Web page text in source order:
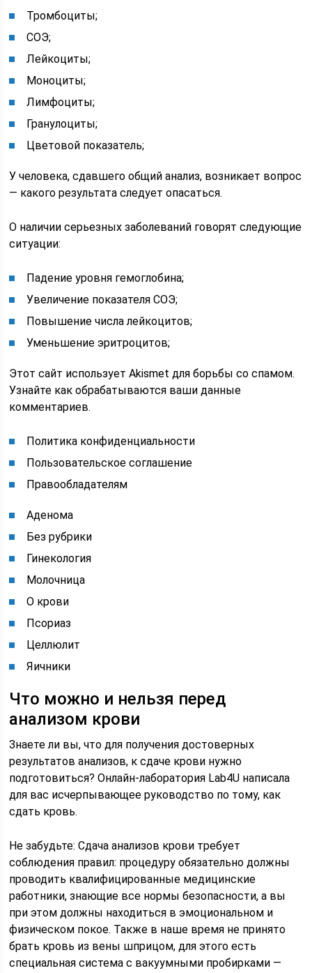
Тромбоциты;
СОЭ;
Лейкоциты;
Моноциты;
Лимфоциты;
Гранулоциты;
Цветовой показатель;
У человека, сдавшего общий анализ, возникает вопрос
— какого результата следует опасаться.
О наличии серьезных заболеваний говорят следующие
ситуации:
Падение уровня гемоглобина;
Увеличение показателя СОЭ;
Повышение числа лейкоцитов;
Уменьшение эритроцитов;
Этот сайт использует Akismet для борьбы со спамом.
Узнайте как обрабатываются ваши данные
комментариев.
Политика конфиденциальности
Пользовательское соглашение
Правообладателям
Аденома
Без рубрики
Гинекология
Молочница
О крови
Псориаз
Целлюлит
Яичники
Что можно и нельзя перед
анализом крови
Знаете ли вы, что для получения достоверных
результатов анализов, к сдаче крови нужно
подготовиться? Онлайн-лаборатория Lab4U написала
для вас исчерпывающее руководство по тому, как
сдать кровь.
Не забудьте: Сдача анализов крови требует
соблюдения правил: процедуру обязательно должны
проводить квалифицированные медицинские
работники, знающие все нормы безопасности, а вы
при этом должны находиться в эмоциональном и
физическом покое. Также в наше время не принято
брать кровь из вены шприцом, для этого есть
специальная система с вакуумными пробирками —